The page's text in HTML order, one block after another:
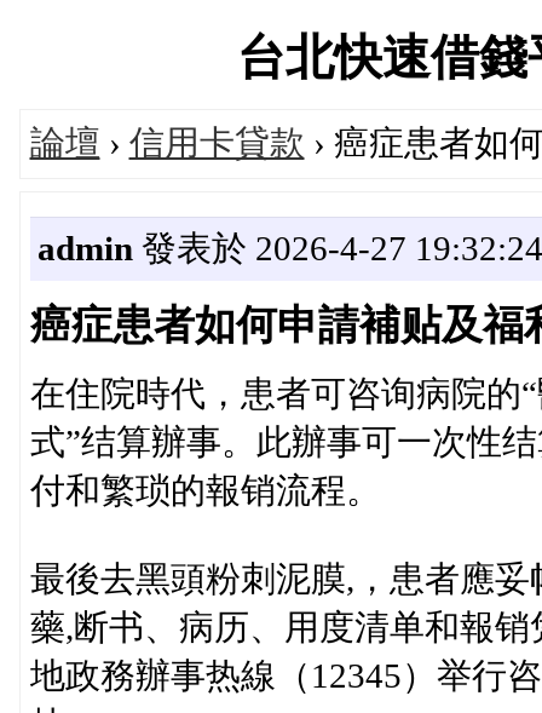
台北快速借
論壇 › 信用卡貸款 › 癌症患者如
admin 發表於 2026-4-27 19:32:24
癌症患者如何申請補贴及福
在住院時代，患者可咨询病院的
式”结算辦事。此辦事可一次性
付和繁琐的報销流程。
最後去黑頭粉刺泥膜,，患者應
藥,断书、病历、用度清单和報
地政務辦事热線（12345）举行